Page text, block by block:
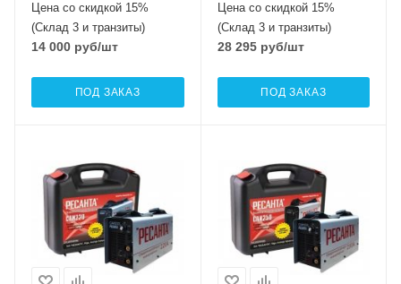
Цена со скидкой 15%
(Склад 3 и транзиты)
14 000 руб/шт
ПОД ЗАКАЗ
Цена со скидкой 15%
(Склад 3 и транзиты)
28 295руб/шт
ПОД ЗАКАЗ